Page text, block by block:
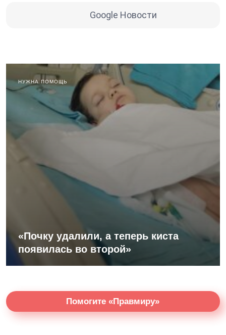
Google Новости
НУЖНА ПОМОЩЬ
«Почку удалили, а теперь киста
появилась во второй»
Помогите «Правмиру»